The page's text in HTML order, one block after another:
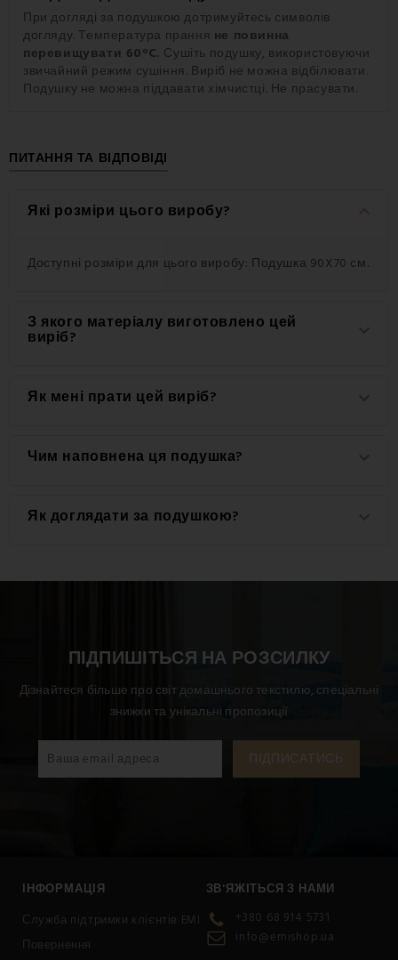
При догляді за подушкою дотримуйтесь символів
догляду. Температура прання не повинна
перевищувати 60°C. Сушіть подушку, використовуючи
звичайний режим сушіння. Виріб не можна відбілювати.
Подушку не можна піддавати хімчистці. Не прасувати.
ΠИТАННЯ ТА ВІДПОВІДІ
Які розміри цього виробу? keyboard_arrow_down
Доступні розміри для цього виробу: Подушка 90X70 см.
З якого матеріалу виготовлено цей
виріб?
Цей виріб виготовлений з високоякісного матеріалу:
100% поліестер.
Як мені прати цей виріб?
Для досягнення найкращих результатів
рекомендується прати цей виріб при 60 °C.
Чим наповнена ця подушка?
Подушка наповнена: 100% порожнисте волокно.
Як доглядати за подушкою?
хімчистці. Не прасувати.
ПІДПИШІТЬСЯ НА РОЗСИЛКУ
Дізнайтеся більше про світ домашнього текстилю, спеціальні
знижки та унікальні пропозиції
ІНФОРМАЦІЯ
Служба підтримки клієнтів EMI
Повернення
ЗВ'ЯЖІТЬСЯ З НАМИ
+380 68 914 5731
info@emishop.ua